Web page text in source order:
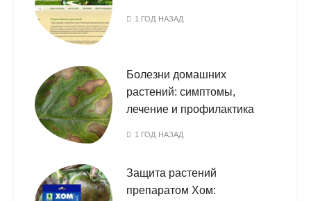
1 ГОД НАЗАД
Болезни домашних
растений: симптомы,
лечение и профилактика
1 ГОД НАЗАД
Защита растений
препаратом Хом: